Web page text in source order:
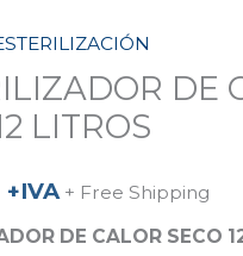
DE
LITROS
+IVA + Free Shipping
DE CALOR SECO